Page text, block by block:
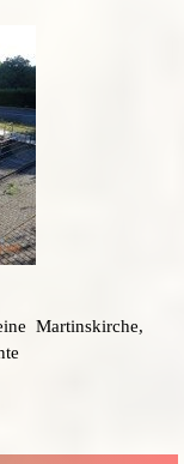
Martinskirche,